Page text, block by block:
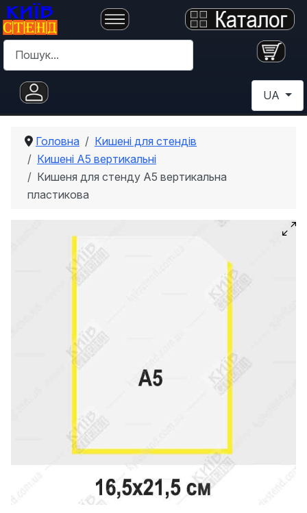
Пошук
Оберіть
UA
Головна
Кишені для стендів
Кишені А5 вертикальні
Кишеня для стенду А5 вертикальна
пластикова